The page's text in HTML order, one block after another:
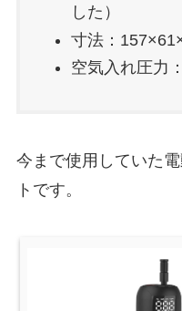
した）
寸法：
空気入れ圧力
今まで使用していた
トです。